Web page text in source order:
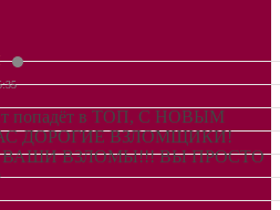
попадёт в ТОП, С НОВЫМ
ДОРОГИЕ ВЗЛОМЩИКИ!
ВЗЛОМЫ!!! ВЫ ПРОСТО